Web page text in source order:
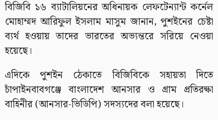
বিজিবি ১৬ ব্যাটালিয়নের অধিনায়ক লেফটেন্যান্ট কর্নেল
মোহাম্মদ আরিফুল ইসলাম মাসুম জানান, পুশইনের চেষ্টা
ব্যর্থ হওয়ায় তাদের ভারতের অভ্যন্তরে সরিয়ে নেওয়া
হয়েছে।
এদিকে পুশইন ঠেকাতে বিজিবিকে সহায়তা দিতে
চাঁপাইনবাবগঞ্জে বাংলাদেশ আনসার ও গ্রাম প্রতিরক্ষা
বাহিনীর (আনসার-ভিডিপি) সদস্যদের বলা হয়েছে।